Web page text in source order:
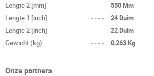
Lengte 2 [mm]
----
550 Mm
Lengte 1 [inch]
----
24 Duim
Lengte 2 [inch]
----
22 Duim
Gewicht (kg)
---- 0,263 Kg
Onze partners